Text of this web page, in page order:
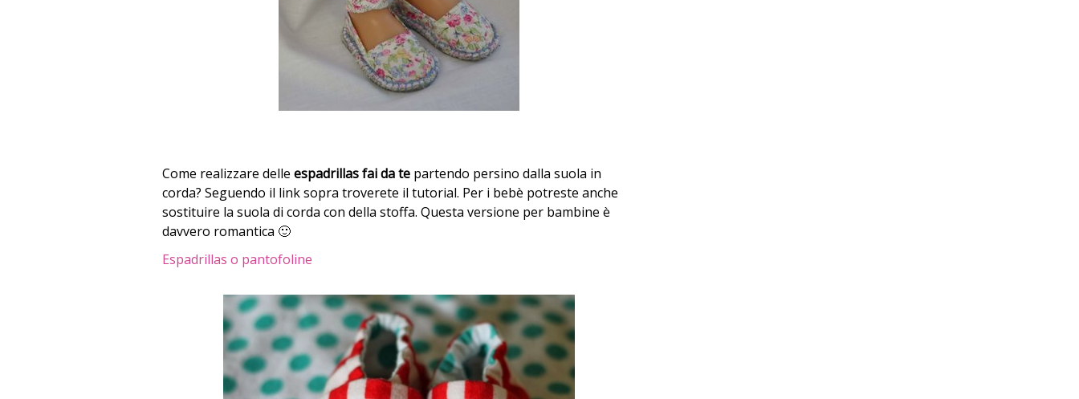
Come realizzare delle espadrillas fai date partendo persino dalla suola in
corda? Seguendo il link sopra troverete il tutorial. Per i bebè potreste anche
sostituire la suola di corda con della stoffa. Questa versione per bambine è
davvero romantica 🙂
Espadrillas o pantofoline